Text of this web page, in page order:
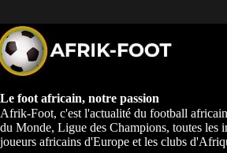
Le foot africain, notre passion
Afrik-Foot, c'est l'actualité du football
du Monde, Ligue des Champions, toutes les
joueurs africains d'Europe et les clubs